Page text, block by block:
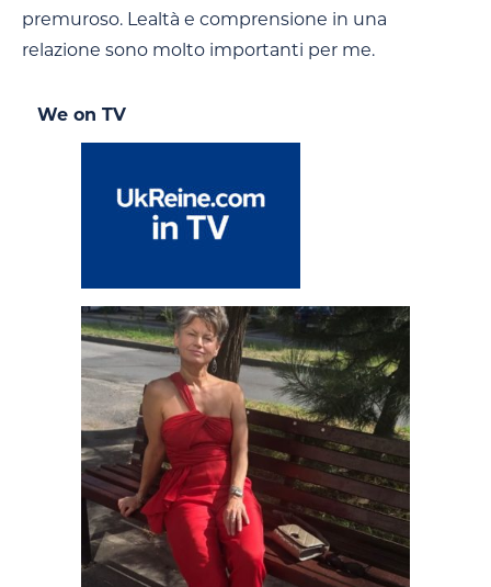
premuroso. Lealtà e comprensione in una
relazione sono molto importanti per me.
We on TV